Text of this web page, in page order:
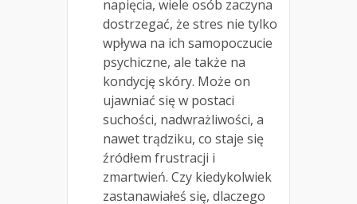
napięcia, wiele osób zaczyna
dostrzegać, że stres nie tylko
wpływa na ich samopoczucie
psychiczne, ale także na
kondycję skóry. Może on
ujawniać się w postaci
suchości, nadwrażliwości, a
nawet trądziku, co staje się
źródłem frustracji i
zmartwień. Czy kiedykolwiek
zastanawiałeś się, dlaczego